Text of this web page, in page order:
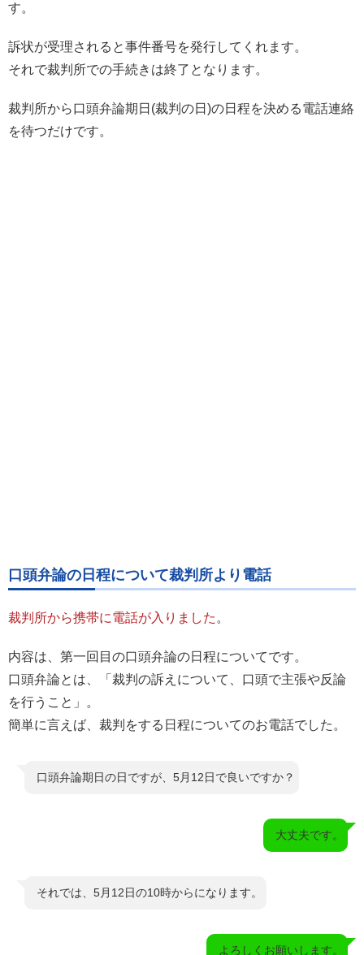
す。
訴状が受理されると事件番号を発行してくれます。
それで裁判所での手続きは終了となります。
裁判所から口頭弁論期日(裁判の日)の日程を決める電話連絡
を待つだけです。
口頭弁論の日程について裁判所より電話
裁判所から携帯に電話が入りました 。
内容は、第一回目の口頭弁論の日程についてです。
口頭弁論とは、「裁判の訴えについて、口頭で主張や反論
を行うこと」。
簡単に言えば、裁判をする日程についてのお電話でした。
口頭弁論期日の日ですが、5月12日で良いですか？
大丈夫です。
それでは、5月12日の10時からになります。
よろしくお願いします。